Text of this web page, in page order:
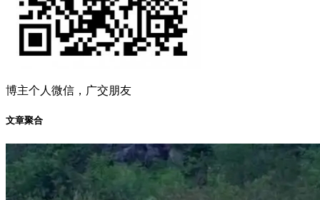
博主个人微信，广交朋友
文章聚合